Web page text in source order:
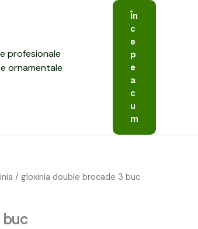
profesionale
ornamentale
În
c
e
p
e
a
c
u
m
/ gloxinia double brocade 3 buc
buc